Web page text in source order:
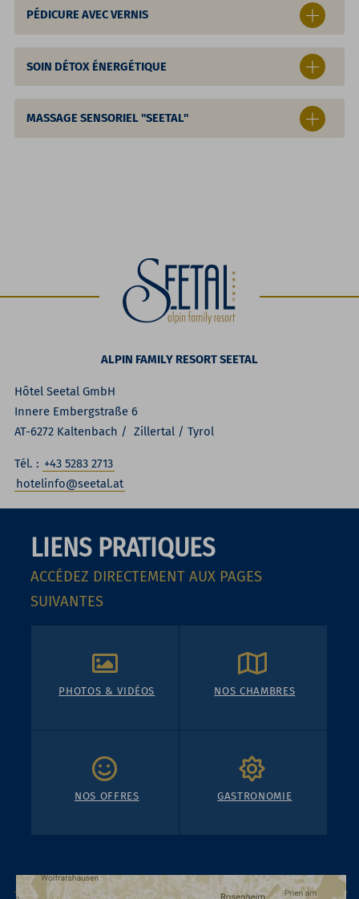
PÉDICURE AVEC VERNIS
SOIN DÉTOX ÉNERGÉTIQUE
MASSAGE SENSORIEL "SEETAL"
ALPIN FAMILY RESORT SEETAL
Hôtel Seetal GmbH
Innere Embergstraße 6
AT-6272 Kaltenbach / Zillertal / Tyrol
Tél. : +43 5283 2713
hotelinfo@seetal.at
LIENS PRATIQUES
ACCÉDEZ DIRECTEMENT AUX PAGES
SUIVANTES
PHOTOS & VIDÉOS NOS CHAMBRES
NOS OFFRES GASTRONOMIE